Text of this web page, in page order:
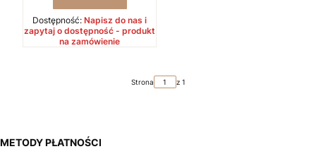
Dostępność: Napisz do nas i
zapytaj o dostępność - produkt
na zamówienie
Strona z 1
METODY PŁATNOŚCI